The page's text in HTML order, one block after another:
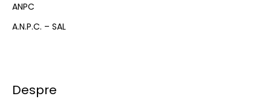
ANPC
A.N.P.C. – SAL
Despre